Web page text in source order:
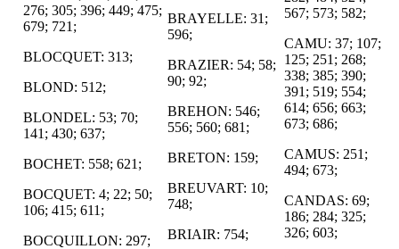
276; 305; 396; 449; 475;
679; 721;
BLOCQUET: 313;
BLOND: 512;
BLONDEL: 53; 70;
141; 430; 637;
BOCHET: 558; 621;
BOCQUET: 4; 22; 50;
106; 415; 611;
BOCQUILLON: 297;
BRAYELLE: 31;
596;
BRAZIER: 54; 58;
90; 92;
BREHON: 546;
556; 560; 681;
BRETON: 159;
BREUVART: 10;
748;
BRIAIR: 754;
567; 573; 582;
CAMU: 37; 107;
125; 251; 268;
338; 385; 390;
391; 519; 554;
614; 656; 663;
673; 686;
CAMUS: 251;
494; 673;
CANDAS: 69;
186; 284; 325;
326; 603;